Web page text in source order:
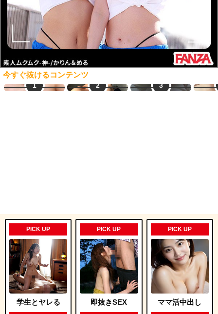
今すぐ抜けるコンテンツ
オナ配信中ー ご近所熟女 生オナ配信 素
PICK UP
学生とヤレる
PICK UP
即抜きSEX
PICK UP
ママ活中出し